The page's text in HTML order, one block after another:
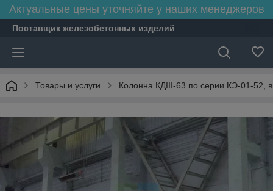
Актуальные цены уточняйте у наших менеджеров
Поставщик железобетонных изделий
Товары и услуги Колонна КДIII-63 по серии КЭ-01-52,